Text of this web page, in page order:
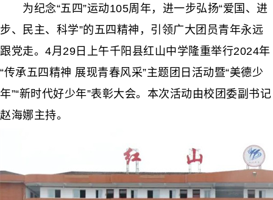
为纪念“五四”运动105周年，进一步弘扬“爱国、进
步、民主、科学”的五四精神，引领广大团员青年永远
跟党走。4月29日上午千阳县红山中学隆重举行2024年
“传承五四精神 展现青春风采”主题团日活动暨“美德少
年”“新时代好少年”表彰大会。本次活动由校团委副书记
赵海娜主持。